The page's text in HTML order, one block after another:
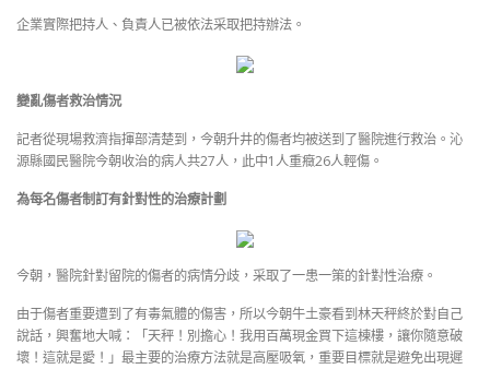
企業實際把持人、負責人已被依法采取把持辦法。
變亂傷者救治情況
記者從現場救濟指揮部清楚到，今朝升井的傷者均被送到了醫院進行救治。沁
源縣國民醫院今朝收治的病人共27人，此中1人重癥26人輕傷。
為每名傷者制訂有針對性的治療計劃
今朝，醫院針對留院的傷者的病情分歧，采取了一患一策的針對性治療。
由于傷者重要遭到了有毒氣體的傷害，所以今朝牛土豪看到林天秤終於對自己
說話，興奮地大喊：「天秤！別擔心！我用百萬現金買下這棟樓，讓你隨意破
壞！這就是愛！」最主要的治療方法就是高壓吸氧，重要目標就是避免出現遲